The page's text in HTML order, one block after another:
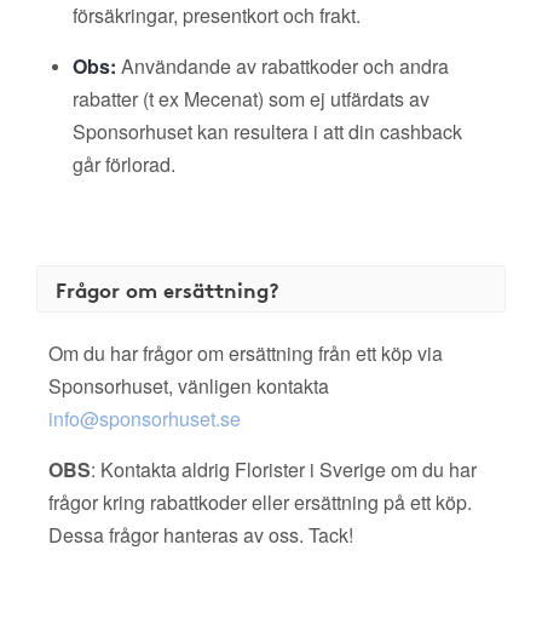
försäkringar, presentkort och frakt.
Obs: Användande av rabattkoder och andra
rabatter (t ex Mecenat) som ej utfärdats av
Sponsorhuset kan resultera i att din cashback
går förlorad.
Frågor om ersättning?
Om du har frågor om ersättning från ett köp via
Sponsorhuset, vänligen kontakta
info@sponsorhuset.se
OBS: Kontakta aldrig Florister i Sverige om du har
frågor kring rabattkoder eller ersättning på ett köp.
Dessa frågor hanteras av oss. Tack!